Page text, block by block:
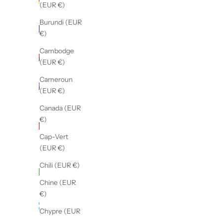
(EUR €)
Burundi (EUR
€)
Cambodge
(EUR €)
Cameroun
(EUR €)
Canada (EUR
€)
Cap-Vert
(EUR €)
Chili (EUR €)
Chine (EUR
€)
Chypre (EUR
(EUR €)
Andorre
Angola
(EUR €)
Anguilla
(EUR €)
Antigua-
(EUR €)
Arabie
saoudite
(EUR €)
(EUR €)